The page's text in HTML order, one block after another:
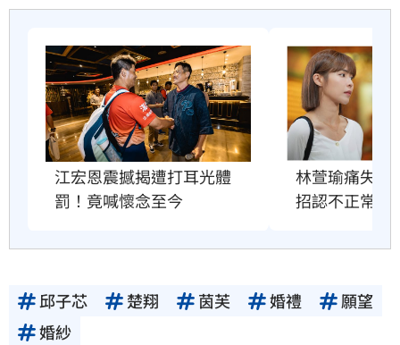
江宏恩震撼揭遭打耳光體
罰！竟喊懷念至今
林萱瑜痛失摯
招認不正常病
邱子芯 楚翔 茵芙 婚禮
願望
婚紗